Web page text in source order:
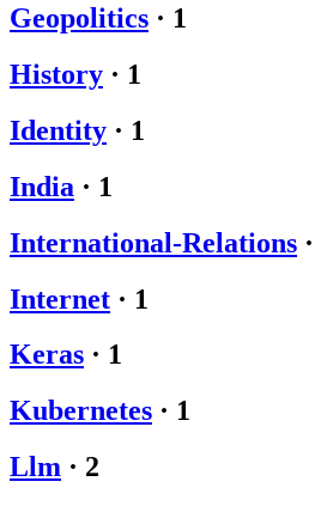
Geopolitics · 1
History · 1
Identity · 1
India · 1
International-Relations ·
Internet · 1
Keras · 1
Kubernetes · 1
Llm · 2